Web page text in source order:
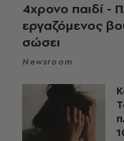
4χρονο παιδί -
εργαζόμενος
σώσει
Newsroom